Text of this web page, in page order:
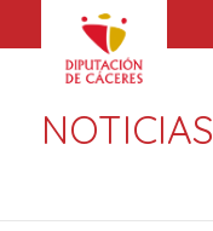
NOTICIAS